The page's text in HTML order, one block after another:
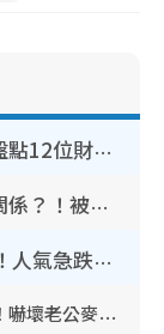
《愛回家》隱形富豪臥虎藏龍！盤點12位財氣逼人的有錢藝人：呢位靚女3億身家唔憂做
葉蒨文拍拖一周年親自否認情侶關係？！被質疑感情造假竟稱GM「普通同事」
30歲男藝人低調宣布已秘密離巢！人氣急跌變失蹤人口︰「這幾年過得並不容易」
簡淑兒染金毛剪短頭髮氣質判若兩人！嚇壞老公麥大力都認唔出：「你做咩事？」